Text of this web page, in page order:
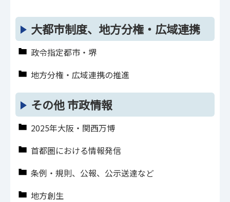
大都市制度、地方分権・広域連携
政令指定都市・堺
地方分権・広域連携の推進
その他 市政情報
2025年大阪・関西万博
首都圏における情報発信
条例・規則、公報、公示送達など
地方創生